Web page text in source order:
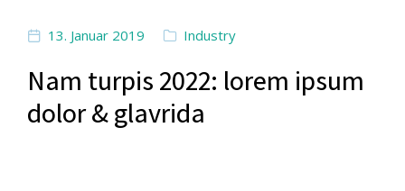
13. Januar 2019 Industry
Nam turpis 2022: lorem ipsum
dolor & glavrida